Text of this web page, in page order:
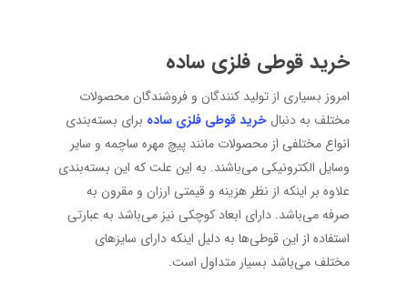
خرید قوطی فلزی ساده
امروز بسیاری از تولید کنندگان و فروشندگان محصولات
مختلف به دنبالخرید قوطی فلزی ساده برای بسته‌بندی
انواع مختلفی از محصولات مانند پیچ مهره ساچمه و سایر
وسایل الکترونیکی می‌باشند. به این علت که این بسته‌بندی
علاوه بر اینکه از نظر هزینه و قیمتی ارزان و مقرون به
صرفه می‌باشد. دارای ابعاد کوچکی نیز می‌باشد به عبارتی
استفاده از این قوطی‌ها به دلیل اینکه دارای سایزهای
مختلف می‌باشد بسیار متداول است.